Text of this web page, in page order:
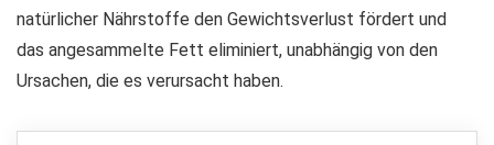
natürlicher Nährstoffe den Gewichtsverlust fördert und
das angesammelte Fett eliminiert, unabhängig von den
Ursachen, die es verursacht haben.